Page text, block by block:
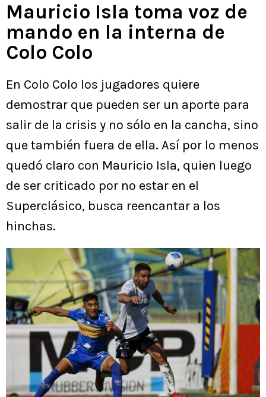
Mauricio Isla toma voz de
mando en la interna de
Colo Colo
En Colo Colo los jugadores quiere
demostrar que pueden ser un aporte para
salir de la crisis y no sólo en la cancha, sino
que también fuera de ella. Así por lo menos
quedó claro con Mauricio Isla, quien luego
de ser criticado por no estar en el
Superclásico, busca reencantar a los
hinchas.